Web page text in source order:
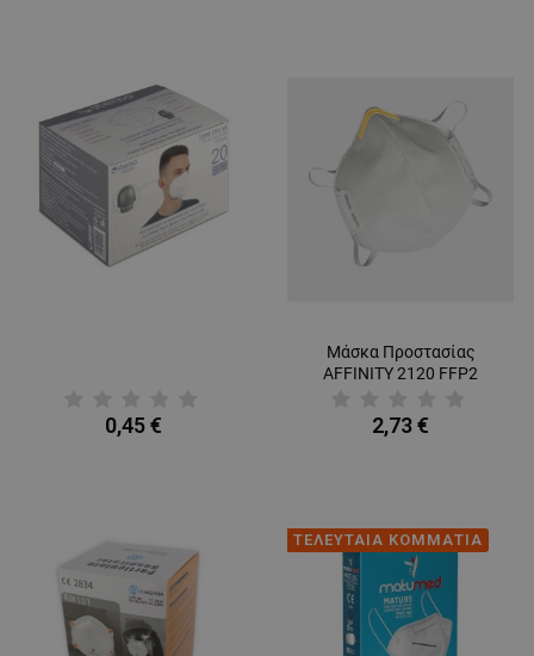
0,45 €
Μάσκα Προστασίας
AFFINITY 2120 FFP2
2,73 €
ΤΕΛΕΥΤΑΙΑ ΚΟΜΜΑΤΙΑ